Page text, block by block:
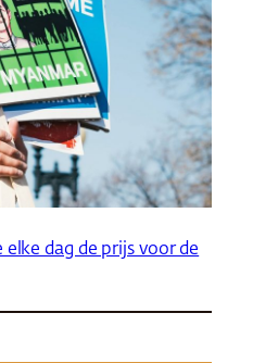
dag de prijs voor de